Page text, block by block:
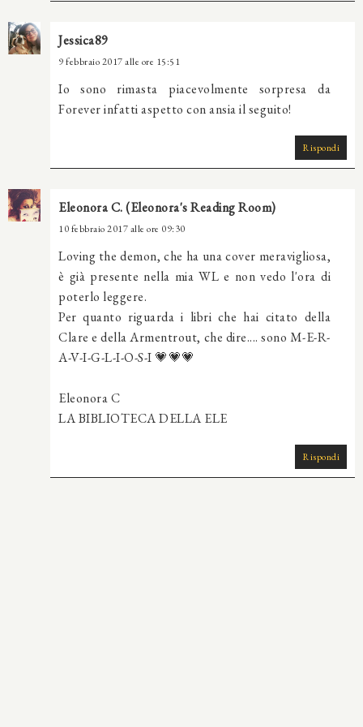
Jessica89
9 febbraio 2017 alle ore 15:51
Io sono rimasta piacevolmente sorpresa da
Forever infatti aspetto con ansia il seguito!
Rispondi
Eleonora C. (Eleonora's Reading Room)
10 febbraio 2017 alle ore 09:30
Loving the demon, che ha una cover meravigliosa,
è già presente nella mia WL e non vedo l'ora di
poterlo leggere.
Per quanto riguarda i libri che hai citato della
Clare e della Armentrout, che dire.... sono M-E-R-
A-V-I-G-L-I-O-S-I 💗💗💗
Eleonora C
LA BIBLIOTECA DELLA ELE
Rispondi